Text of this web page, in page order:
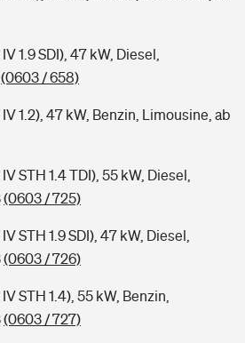
1.9 SDI), 47 kW, Diesel,
(0603 / 658)
1.2), 47 kW, Benzin, Limousine, ab
STH 1.4 TDI), 55 kW, Diesel,
(0603 / 725)
STH 1.9 SDI), 47 kW, Diesel,
(0603 / 726)
STH 1.4), 55 kW, Benzin,
(0603 / 727)